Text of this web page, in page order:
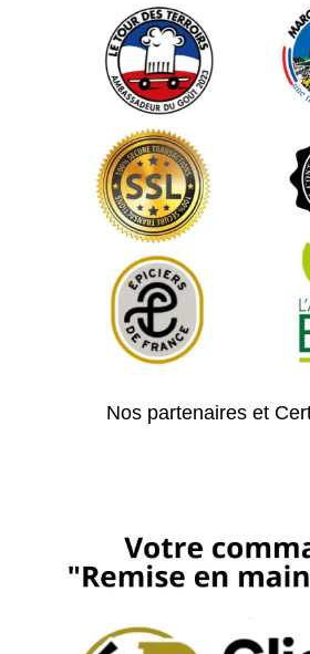
Nos partenaires et